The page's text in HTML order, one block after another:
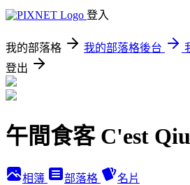
登入
我的部落格 我的部落格後台
登出
午間食客 C'est
相簿 部落格 名片